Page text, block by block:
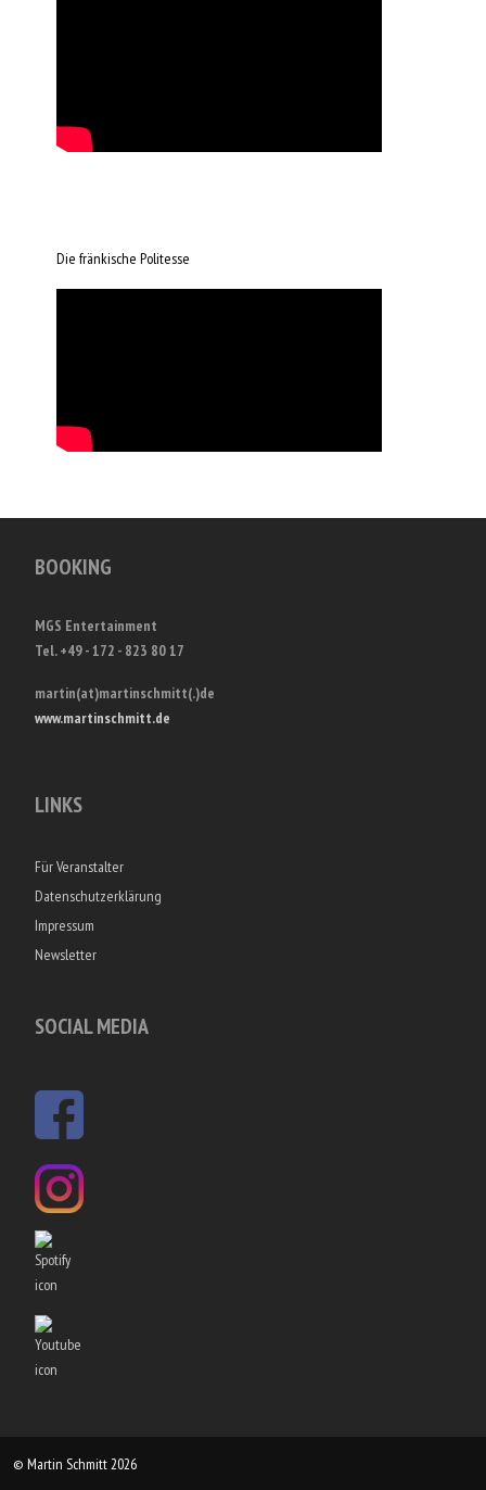
Die fränkische Politesse
BOOKING
MGS Entertainment
Tel. +49 - 172 - 823 80 17
martin(at)martinschmitt(.)de
www.martinschmitt.de
LINKS
Für Veranstalter
Datenschutzerklärung
Impressum
Newsletter
SOCIAL MEDIA
© Martin Schmitt 2026